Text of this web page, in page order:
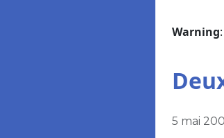
Warning
5 mai